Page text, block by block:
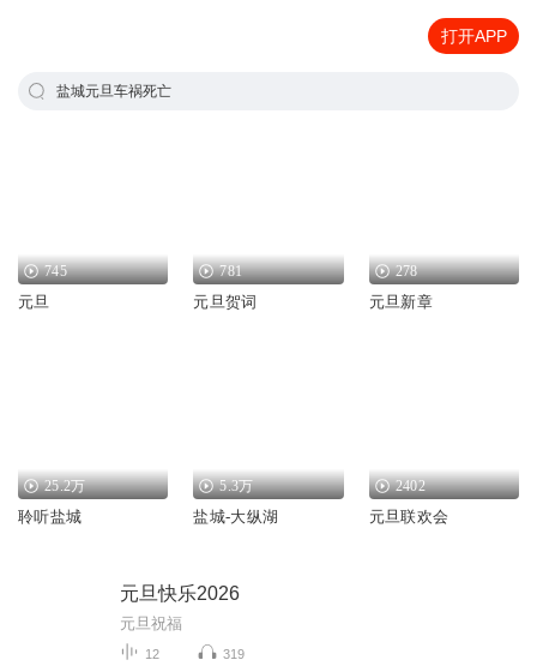
打开APP
盐城元旦车祸死亡
745
元旦
781
元旦贺词
278
元旦新章
25.2万
聆听盐城
5.3万
盐城-大纵湖
2402
元旦联欢会
元旦快乐2026
元旦祝福
12 319